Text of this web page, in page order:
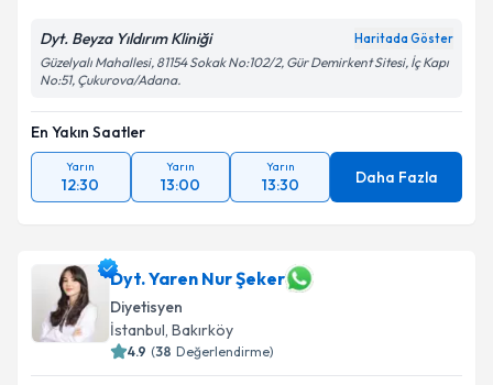
Dyt. Beyza Yıldırım Kliniği Haritada Göster
Güzelyalı Mahallesi, 81154 Sokak No:102/2, Gür Demirkent Sitesi, İç Kapı
No:51, Çukurova/Adana.
En Yakın Saatler
Yarın
12:30
Yarın
13:00
Yarın
13:30 Daha Fazla
Dyt. Yaren Nur Şeker
Diyetisyen
İstanbul, Bakırköy
4.9 (38 Değerlendirme)